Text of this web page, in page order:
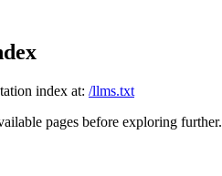
index at: /llms.txt
pages before exploring further.